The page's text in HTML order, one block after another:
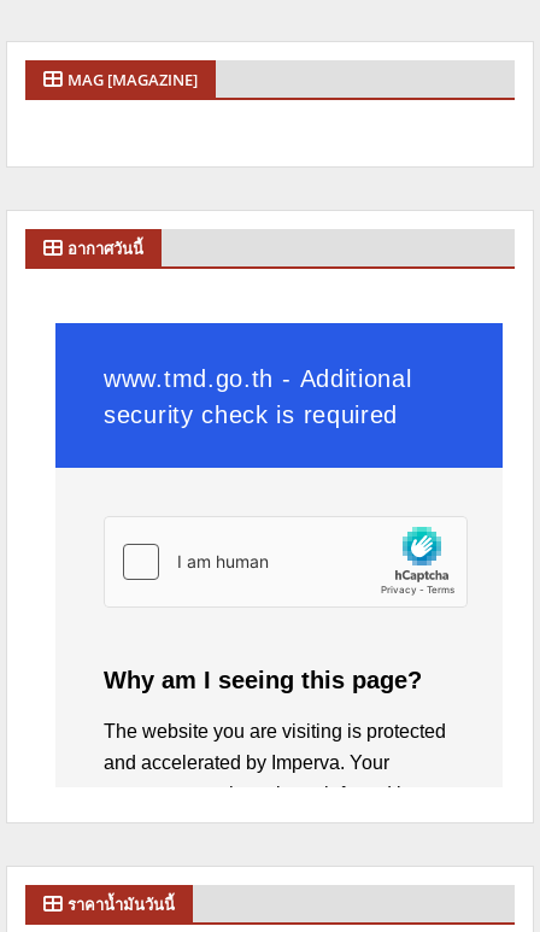
MAG [MAGAZINE]
อากาศวันนี้
ราคาน้ำมันวันนี้